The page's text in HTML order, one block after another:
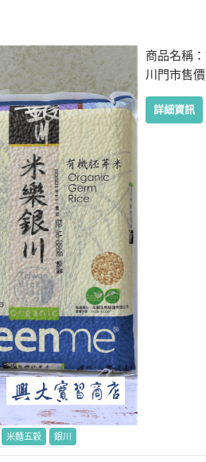
商品名稱
川門市售
詳細資訊
米麵五穀 銀川